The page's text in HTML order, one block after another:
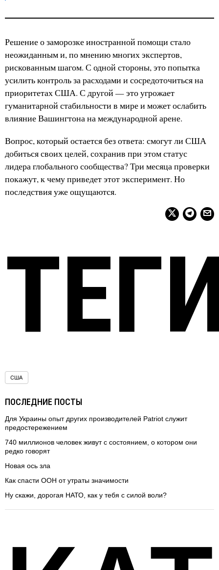
Решение о заморозке иностранной помощи стало
неожиданным и, по мнению многих экспертов,
рискованным шагом. С одной стороны, это попытка
усилить контроль за расходами и сосредоточиться на
приоритетах США. С другой — это угрожает
гуманитарной стабильности в мире и может ослабить
влияние Вашингтона на международной арене.
Вопрос, который остается без ответа: смогут ли США
добиться своих целей, сохранив при этом статус
лидера глобального сообщества? Три месяца проверки
покажут, к чему приведет этот эксперимент. Но
последствия уже ощущаются.
США
ПОСЛЕДНИЕ ПОСТЫ
Для Украины опыт других производителей Patriot служит
предостережением
740 миллионов человек живут с состоянием, о котором они
редко говорят
Новая ось зла
Как спасти ООН от утраты значимости
Ну скажи, дорогая НАТО, как у тебя с силой воли?